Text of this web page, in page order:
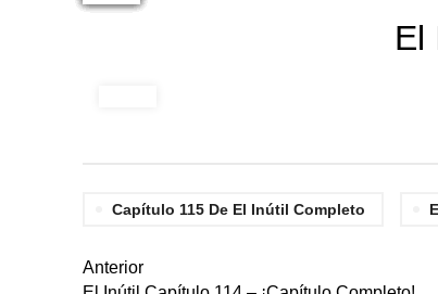
El
Capítulo 115 De El Inútil Completo
Anterior